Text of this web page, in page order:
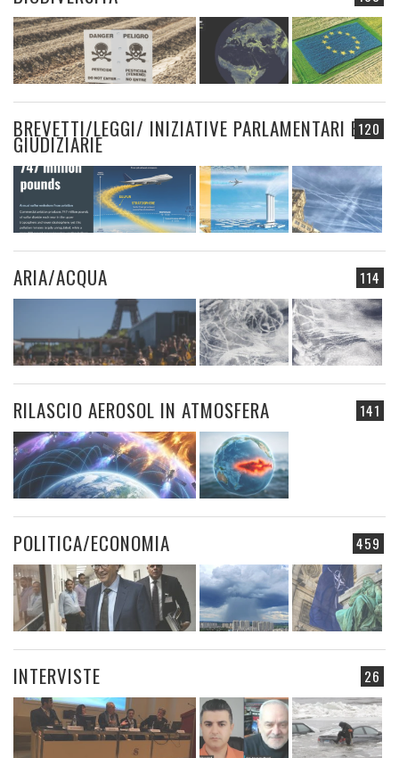
120
BREVETTI/LEGGI/ INIZIATIVE PARLAMENTARI E
GIUDIZIARIE
114
ARIA/ACQUA
141
RILASCIO AEROSOL IN ATMOSFERA
459
POLITICA/ECONOMIA
26
INTERVISTE